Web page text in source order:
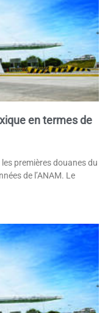
en termes de
premières douanes du
de l’ANAM. Le